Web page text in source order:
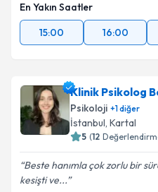
En Yakın Saatler
15:00
16:00
Klinik Psikolog
Psikoloji +1diğer
İstanbul, Kartal
5 (12
Beste hanımla çok zorlu bir
kesişti ve...